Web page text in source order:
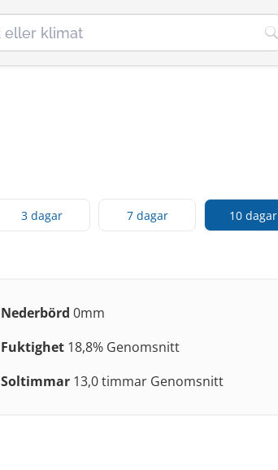
3 dagar 7 dagar 10 dagar
Nederbörd 0mm
Fuktighet 18,8% Genomsnitt
Soltimmar 13,0 timmar Genomsnitt